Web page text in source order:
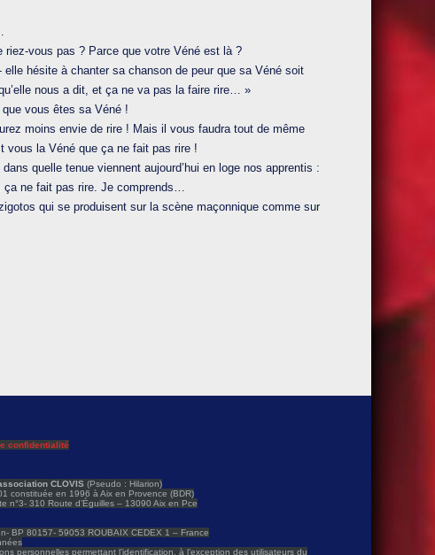
riez-vous pas ? Parce que votre Véné est là ?
hésite à chanter sa chanson de peur que sa Véné soit
nous a dit, et ça ne va pas la faire rire… »
vous êtes sa Véné !
moins envie de rire ! Mais il vous faudra tout de même
vous la Véné que ça ne fait pas rire !
quelle tenue viennent aujourd’hui en loge nos apprentis :
ne fait pas rire. Je comprends…
qui se produisent sur la scène maçonnique comme sur
confidentialité
CLOVIS (Pseudo : Hilarion)
constituée en 1996 à Aix en Provence (BDR)
n°3- 310 Route d’Éguilles – 13090 Aix en Pce
BP 80157- 59053 ROUBAIX CEDEX 1 – France
personnelles permettant l’identification, à l’exception des utilisateurs du